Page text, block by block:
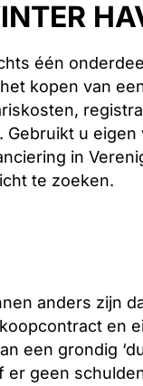
één
kopen van
u eigen
in
te zoeken.
anders zijn
en
een grondig
er geen